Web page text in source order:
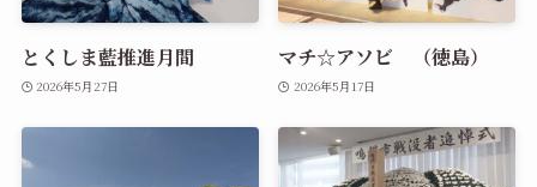
とくしま藍推進月間
2026年5月27日
マチ☆アソビ （徳島）
2026年5月17日